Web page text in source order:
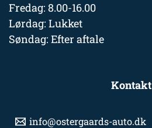
Fredag: 8.00-16.00
Lørdag: Lukket
Søndag: Efter aftale
Kontakt
info@ostergaards-auto.dk